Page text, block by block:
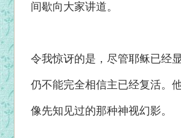
间歇向大家讲道。
令我惊讶的是，尽管耶稣已经
仍不能完全相信主已经复活。
像先知见过的那种神视幻影。